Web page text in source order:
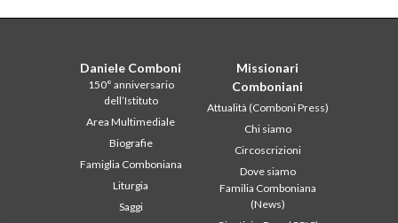
Daniele Comboni
150° anniversario
dell’Istituto
Area Multimediale
Biografie
Famiglia Comboniana
Liturgia
Saggi
Missionari
Comboniani
Attualità (Comboni Press)
Chi siamo
Circoscrizioni
Dove siamo
Familia Comboniana
(News)